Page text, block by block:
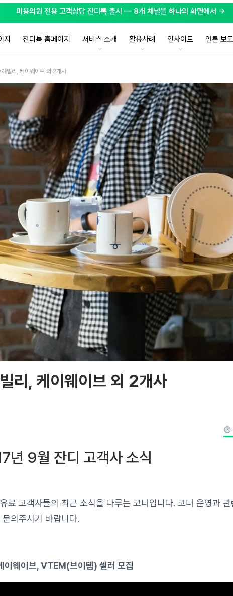
미용의원 전용 고객상담 잔디톡 출시 — 8개 채널을 하나의 화면에서 →
지 잔디톡 홈페이지 서비스 소개 활용사례 인사이트 언론 보도
빌리, 케이웨이브 외 2개사
리, 케이웨이브 외 2개사
년 9월 잔디 고객사 소식
료 고객사들의 최근 소식을 다루는 코너입니다. 코너 운영과 관
의주시기 바랍니다.
이웨이브, VTEM(브이템) 셀러 모집